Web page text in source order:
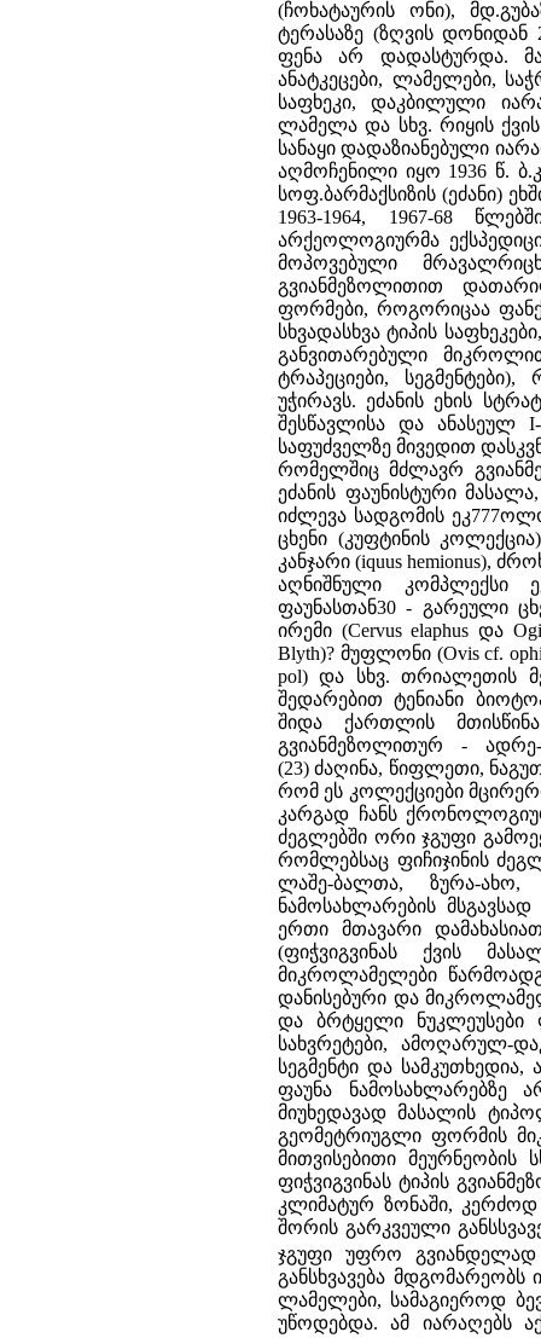
(ჩოხატაურის ონი),
ტერასაზე (ზღვის დონიდან
ფენა არ დადასტურდა.
ანატკეცები, ლამელები,
საფხეკი, დაკბილული
ლამელა და სხვ. რიყის
სანაყი დადაზიანებული
აღმოჩენილი იყო 1936 წ.
სოფ.ბარმაქსიზის (ეძანი)
1963-1964, 1967-68
არქეოლოგიურმა
მოპოვებული
გვიანმეზოლითით
ფორმები, როგორიცაა
სხვადასხვა ტიპის
განვითარებული
ტრაპეციები,
უჭირავს. ეძანის ეხის
შესწავლისა და ანასეულ
საფუძველზე მივედით
რომელშიც მძლავრ
ეძანის ფაუნისტური
იძლევა სადგომის
ცხენი (კუფტინის
კანჯარი (iquus hemionus),
აღნიშნული კომპლექსი
ფაუნასთან30 - გარეული
ირემი (Cervus elaphus და
Blyth)? მუფლონი (Ovis cf.
pol) და სხვ. თრიალეთის
შედარებით ტენიანი
შიდა ქართლის
გვიანმეზოლითურ -
(23) ძაღინა, წიფლეთი,
რომ ეს კოლექციები
კარგად ჩანს
ძეგლებში ორი ჯგუფი
რომლებსაც ფიჩიჯინის
ლაშე-ბალთა, ზურა-
ნამოსახლარების
ერთი მთავარი
(ფიჭვიგვინას ქვის
მიკროლამელები
დანისებური და
და ბრტყელი ნუკლეუსები
სახვრეტები, ამოღარულ-
სეგმენტი და
ფაუნა ნამოსახლარებზე
მიუხედავად მასალის
გეომეტრიუგლი ფორმის
მითვისებითი მეურნეობის
ფიჭვიგვინას ტიპის
კლიმატურ ზონაში,
შორის გარკვეული
ჯგუფი უფრო გვიანდელად
განსხვავება მდგომარეობს
ლამელები, სამაგიეროდ
უწოდებდა. ამ იარაღებს